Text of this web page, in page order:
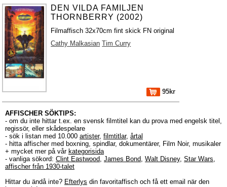
DEN VILDA FAMILJEN
THORNBERRY (2002)
Filmaffisch 32x70cm fint skick FN original
Cathy Malkasian Tim Curry
95kr
AFFISCHER SÖKTIPS:
- om du inte hittar t.ex. en svensk filmtitel kan du prova med engelsk titel,
regissör, eller skådespelare
- sök i listan med 10.000 artister, filmtitlar, årtal
- hitta affischer med boxning, spindlar, dokumentärer, Film Noir, musikaler
+ mycket mer på vår kategorisida
- vanliga sökord: Clint Eastwood, James Bond, Walt Disney, Star Wars,
affischer från 1930-talet
Hittar du ändå inte? Efterlys din favoritaffisch och få ett email när den